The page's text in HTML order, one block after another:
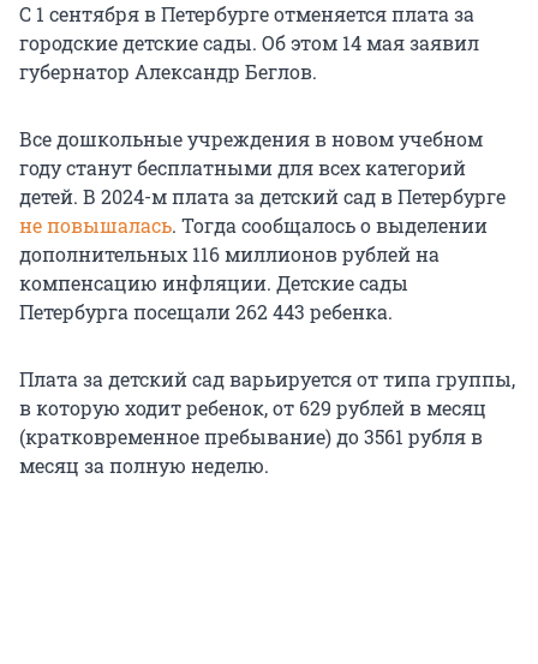
С 1 сентября в Петербурге отменяется плата за
городские детские сады. Об этом 14 мая заявил
губернатор Александр Беглов.
Все дошкольные учреждения в новом учебном
году станут бесплатными для всех категорий
детей. В 2024-м плата за детский сад в Петербурге
не повышалась. Тогда сообщалось о выделении
дополнительных 116 миллионов рублей на
компенсацию инфляции. Детские сады
Петербурга посещали 262 443 ребенка.
Плата за детский сад варьируется от типа группы,
в которую ходит ребенок, от 629 рублей в месяц
(кратковременное пребывание) до 3561 рубля в
месяц за полную неделю.